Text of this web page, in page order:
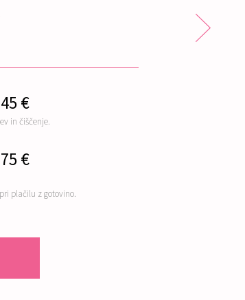
45 €
in čiščenje.
75 €
plačilu z gotovino.